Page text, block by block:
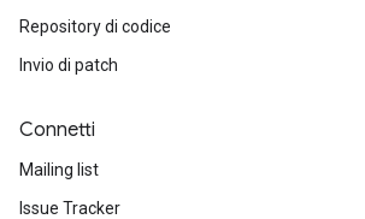
Repository di codice
Invio di patch
Connetti
Mailing list
Issue Tracker